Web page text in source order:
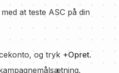
at teste ASC på din
og tryk +Opret.